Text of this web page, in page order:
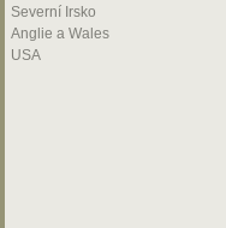
Severní Irsko
Anglie a Wales
USA